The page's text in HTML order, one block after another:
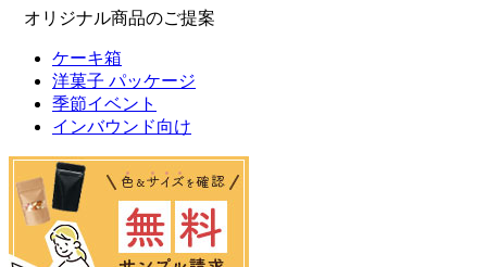
オリジナル商品のご提案
ケーキ箱
洋菓子 パッケージ
季節イベント
インバウンド向け